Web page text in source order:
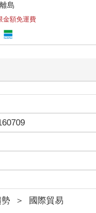
島
金額免運費
＞ 國際貿易